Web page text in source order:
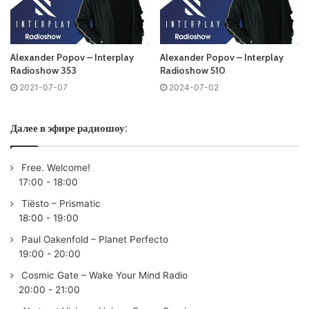
Слушай и добавляй плейлист VK:
No playlist
01. Jordin Post – Jupiter /Colorize/
02. Soroush Yarahmadi – Lost In Galaxy /Interplay Flow/
03. Andrew Rayel
Remix) / Find Your Harmony
04. Sam Bagira – Realism /Interplay Flow/
05.Cosmic Gate & Olivia Sebastianelli – We Got The Fire
/Wake Your Mind Records/
06. Ahmed Helmy – What If! /Serendipity Muzik/
07. Jaymee Miller & Alexandra Badoi – Sail Away /RaveUp
Alexander Popov – Interplay
Radioshow 353
2021-07-07
Alexander Popov – Interplay
Radioshow 510
2024-07-02
Далее в эфире радиошоу:
Free. Welcome!
17:00 - 18:00
Tiësto – Prismatic
18:00 - 19:00
Paul Oakenfold – Planet Perfecto
19:00 - 20:00
Cosmic Gate – Wake Your Mind Radio
20:00 - 21:00